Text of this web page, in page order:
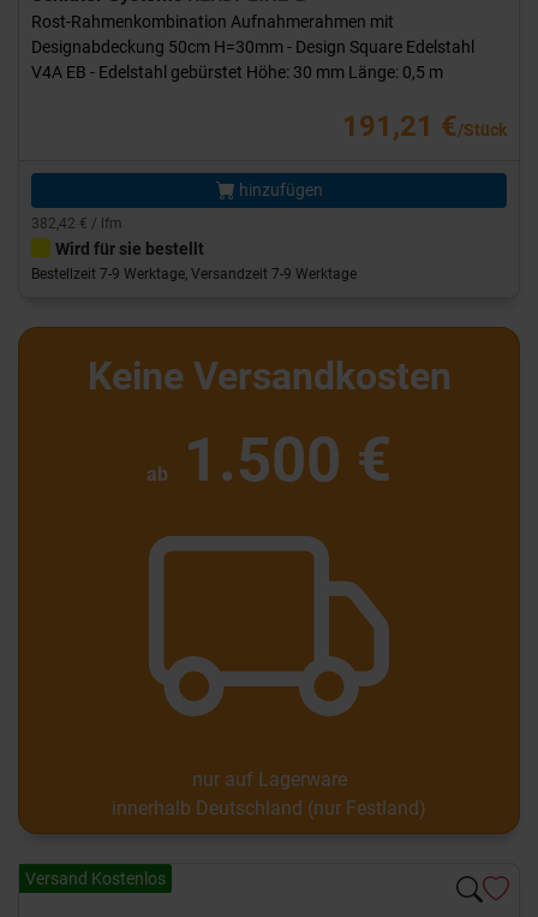
Rost-Rahmenkombination Aufnahmerahmen mit
Designabdeckung 50cm H=30mm - Design Square Edelstahl
V4A EB - Edelstahl gebürstet Höhe: 30 mm Länge: 0,5 m
191,21 €/Stück
hinzufügen
382,42 € / lfm
Wird für sie bestellt
Bestellzeit 7-9 Werktage, Versandzeit 7-9 Werktage
Keine Versandkosten
ab 1.500 €
nur auf Lagerware
innerhalb Deutschland (nur Festland)
Versand Kostenlos